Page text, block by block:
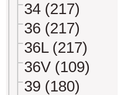
34 (217)
36 (217)
36L (217)
36V (109)
39 (180)